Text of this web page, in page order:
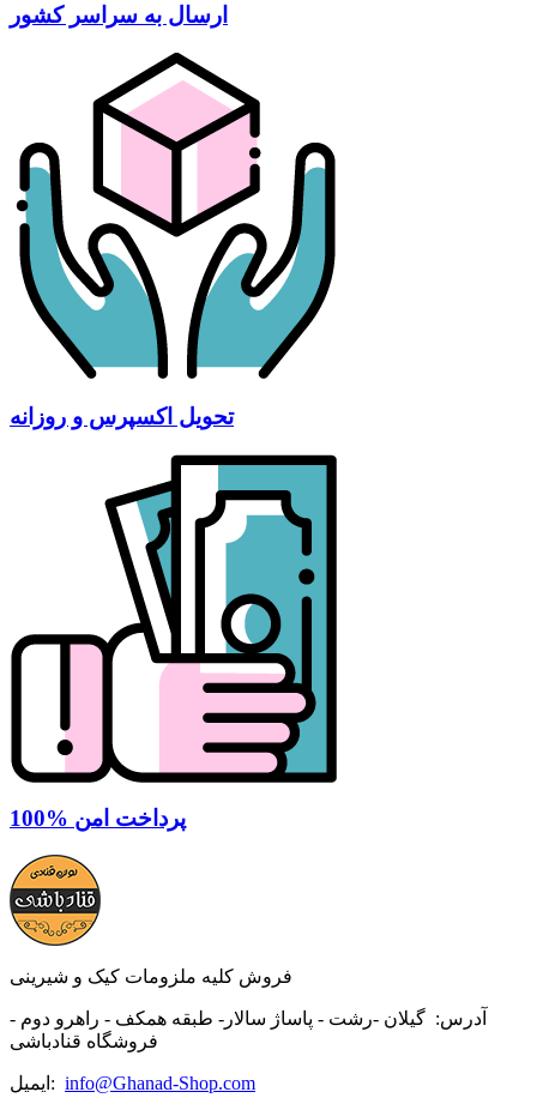
ارسال به سراسر کشور
تحویل اکسپرس و روزانه
100% پرداخت امن
فروش کلیه ملزومات کیک و شیرینی
آدرس: گیلان -رشت - پاساژ سالار- طبقه همکف - راهرو دوم -
فروشگاه قنادباشی
ایمیل: info@Ghanad-Shop.com